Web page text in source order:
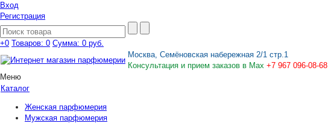
Вход
Регистрация
+0 Товаров: 0 Сумма: 0 руб.
Москва, Семёновская набережная 2/1 стр.1
Консультация и прием заказов в Max +7 967 096-08-68
Меню
Каталог
Женская парфюмерия
Мужская парфюмерия